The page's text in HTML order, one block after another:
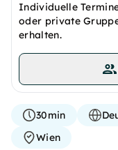
Individuelle
oder private
erhalten.
30min
Wien